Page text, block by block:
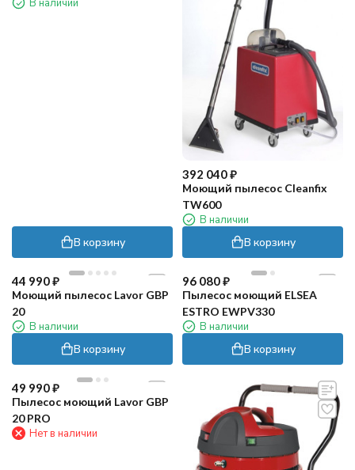
В корзину
392 040₽
Моющий пылесос Cleanfix
TW600
В наличии
В корзину
44 990₽
Моющий пылесос Lavor GBP
20
В наличии
В корзину
96 080₽
Пылесос моющий ELSEA
ESTRO EWPV330
В наличии
В корзину
49 990₽
Пылесос моющий Lavor GBP
20 PRO
Нет в наличии